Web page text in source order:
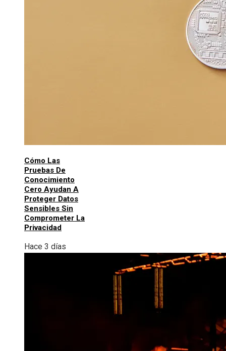
Cómo Las
Pruebas De
Conocimiento
Cero Ayudan A
Proteger Datos
Sensibles Sin
Comprometer La
Privacidad
Hace 3 días